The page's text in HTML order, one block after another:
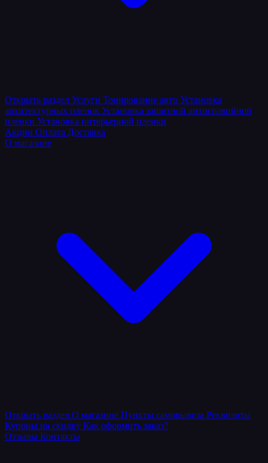
Открыть раздел Услуги Тонирование авто Установка
архитектурных пленок Установка защитной антигравийной
пленки Установка интерьерной пленки
Акции Оплата Доставка
О магазине
Открыть раздел О магазине Пункты самовывоза Реквизиты
Купоны на скидку Как оформить заказ?
Отзывы Контакты